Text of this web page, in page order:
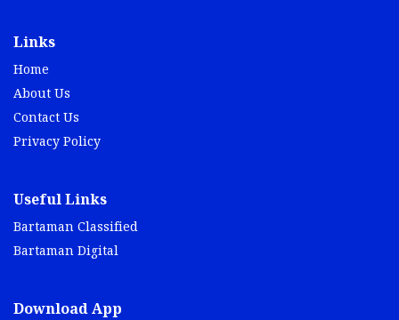
Links
Home
About Us
Contact Us
Privacy Policy
Useful Links
Bartaman Classified
Bartaman Digital
Download App